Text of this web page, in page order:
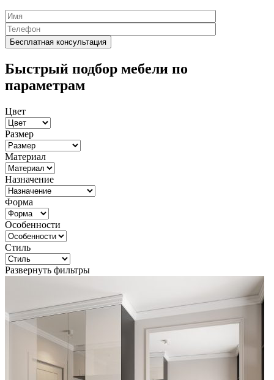
Быстрый подбор мебели по
параметрам
Цвет
Размер
Материал
Назначение
Форма
Особенности
Стиль
Развернуть фильтры